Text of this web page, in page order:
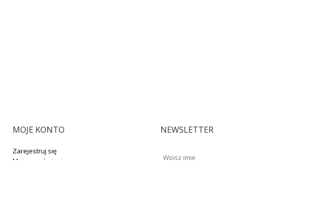
MOJE KONTO
Zarejestruj się
Moje zamówienia
NEWSLETTER